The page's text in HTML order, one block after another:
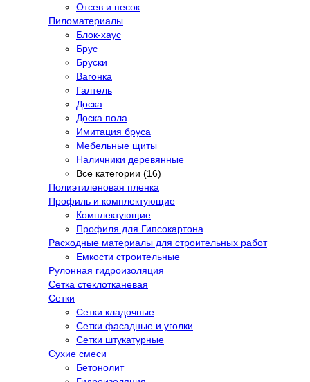
Отсев и песок
Пиломатериалы
Блок-хаус
Брус
Бруски
Вагонка
Галтель
Доска
Доска пола
Имитация бруса
Мебельные щиты
Наличники деревянные
Все категории (16)
Полиэтиленовая пленка
Профиль и комплектующие
Комплектующие
Профиля для Гипсокартона
Расходные материалы для строительных работ
Емкости строительные
Рулонная гидроизоляция
Сетка стеклотканевая
Сетки
Сетки кладочные
Сетки фасадные и уголки
Сетки штукатурные
Сухие смеси
Бетонолит